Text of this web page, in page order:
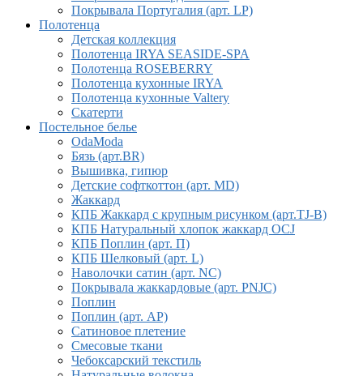
Покрывала Португалия (арт. LP)
Полотенца
Детская коллекция
Полотенца IRYA SEASIDE-SPA
Полотенца ROSEBERRY
Полотенца кухонные IRYA
Полотенца кухонные Valtery
Скатерти
Постельное белье
OdaModa
Бязь (арт.BR)
Вышивка, гипюр
Детские софткоттон (арт. MD)
Жаккард
КПБ Жаккард с крупным рисунком (арт.TJ-B)
КПБ Натуральный хлопок жаккард OCJ
КПБ Поплин (арт. П)
КПБ Шелковый (арт. L)
Наволочки сатин (арт. NC)
Покрывала жаккардовые (арт. PNJC)
Поплин
Поплин (арт. AP)
Сатиновое плетение
Смесовые ткани
Чебоксарский текстиль